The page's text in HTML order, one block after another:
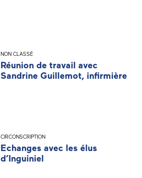
NON CLASSÉ
Réunion de travail avec
Sandrine Guillemot, infirmière
CIRCONSCRIPTION
Echanges avec les élus
d’Inguiniel